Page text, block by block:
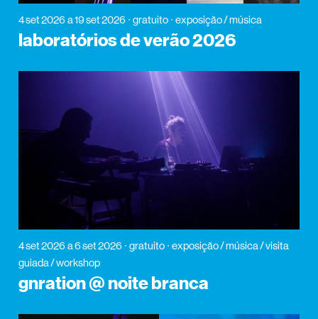
4 set 2026 a 19 set 2026 gratuito exposição / música
laboratórios de verão 2026
4 set 2026 a 6 set 2026 gratuito
exposição / música / visita
guiada / workshop
gnration @ noite branca